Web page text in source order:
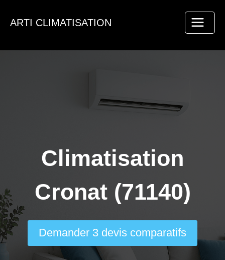
ARTI CLIMATISATION
Climatisation
Cronat (71140)
Demander 3 devis comparatifs